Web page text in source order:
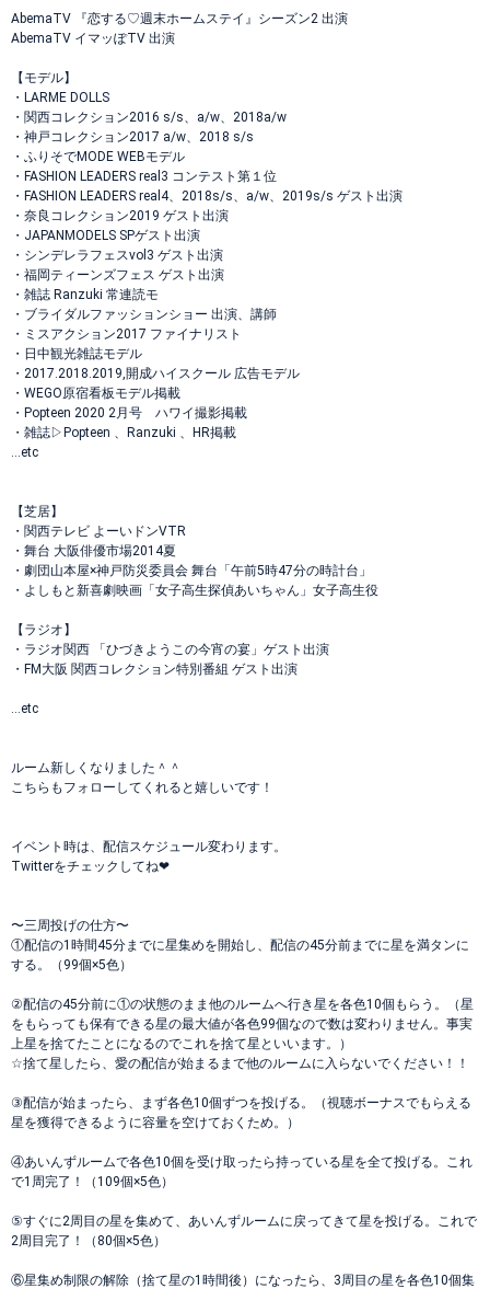
AbemaTV 『恋する♡週末ホームステイ』シーズン2 出演
AbemaTV イマッぽTV 出演
【モデル】
・LARME DOLLS
・関西コレクション2016 s/s、a/w、2018a/w
・神戸コレクション2017 a/w、2018 s/s
・ふりそでMODE WEBモデル
・FASHION LEADERS real3 コンテスト第１位
・FASHION LEADERS real4、2018s/s、a/w、2019s/s ゲスト出演
・奈良コレクション2019 ゲスト出演
・JAPANMODELS SPゲスト出演
・シンデレラフェスvol3 ゲスト出演
・福岡ティーンズフェス ゲスト出演
・雑誌 Ranzuki 常連読モ
・ブライダルファッションショー 出演、講師
・ミスアクション2017 ファイナリスト
・日中観光雑誌モデル
・2017.2018.2019,開成ハイスクール 広告モデル
・WEGO原宿看板モデル掲載
・Popteen 2020 2月号 ハワイ撮影掲載
・雑誌▷Popteen 、Ranzuki 、HR掲載
...etc
【芝居】
・関西テレビ よーいドンVTR
・舞台 大阪俳優市場2014夏
・劇団山本屋×神戸防災委員会 舞台「午前5時47分の時計台」
・よしもと新喜劇映画「女子高生探偵あいちゃん」女子高生役
【ラジオ】
・ラジオ関西 「ひづきようこの今宵の宴」ゲスト出演
・FM大阪 関西コレクション特別番組 ゲスト出演
...etc
ルーム新しくなりました＾＾
こちらもフォローしてくれると嬉しいです！
イベント時は、配信スケジュール変わります。
Twitterをチェックしてね❤︎
〜三周投げの仕方〜
①配信の1時間45分までに星集めを開始し、配信の45分前までに星を満タンに
する。（99個×5色）
②配信の45分前に①の状態のまま他のルームへ行き星を各色10個もらう。（星
をもらっても保有できる星の最大値が各色99個なので数は変わりません。事実
上星を捨てたことになるのでこれを捨て星といいます。）
☆捨て星したら、愛の配信が始まるまで他のルームに入らないでください！！
③配信が始まったら、まず各色10個ずつを投げる。（視聴ボーナスでもらえる
星を獲得できるように容量を空けておくため。）
④あいんずルームで各色10個を受け取ったら持っている星を全て投げる。これ
で1周完了！（109個×5色）
⑤すぐに2周目の星を集めて、あいんずルームに戻ってきて星を投げる。これで
2周目完了！（80個×5色）
⑥星集め制限の解除（捨て星の1時間後）になったら、3周目の星を各色10個集